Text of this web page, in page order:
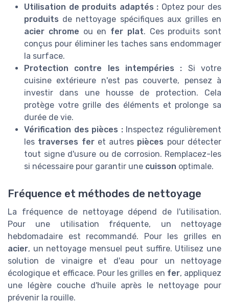
Utilisation de produits adaptés : Optez pour des
produits de nettoyage spécifiques aux grilles en
acier chrome ou en fer plat. Ces produits sont
conçus pour éliminer les taches sans endommager
la surface.
Protection contre les intempéries : Si votre
cuisine extérieure n'est pas couverte, pensez à
investir dans une housse de protection. Cela
protège votre grille des éléments et prolonge sa
durée de vie.
Vérification des pièces :Inspectez régulièrement
les traverses feret autres pièces pour détecter
tout signe d'usure ou de corrosion. Remplacez-les
si nécessaire pour garantir une cuisson optimale.
Fréquence et méthodes de nettoyage
La fréquence de nettoyage dépend de l'utilisation.
Pour une utilisation fréquente, un nettoyage
hebdomadaire est recommandé. Pour les grilles en
acier, un nettoyage mensuel peut suffire. Utilisez une
solution de vinaigre et d'eau pour un nettoyage
écologique et efficace. Pour les grilles en fer, appliquez
une légère couche d'huile après le nettoyage pour
prévenir la rouille.